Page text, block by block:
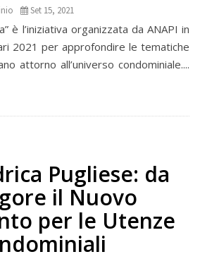
Set 15, 2021
è l’iniziativa organizzata da ANAPI in
2021 per approfondire le tematiche
attorno all’universo condominiale....
Pugliese: da
il Nuovo
per le Utenze